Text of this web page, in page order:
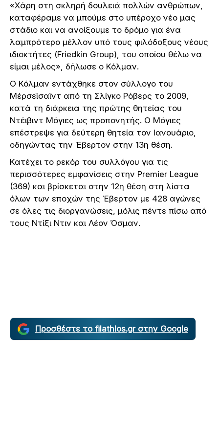
«Χάρη στη σκληρή δουλειά πολλών ανθρώπων,
καταφέραμε να μπούμε στο υπέροχο νέο μας
στάδιο και να ανοίξουμε το δρόμο για ένα
λαμπρότερο μέλλον υπό τους φιλόδοξους νέους
ιδιοκτήτες (Friedkin Group), του οποίου θέλω να
είμαι μέλος», δήλωσε ο Κόλμαν.
Ο Κόλμαν εντάχθηκε στον σύλλογο του
Μέρσεϊσαϊντ από τη Σλίγκο Ρόβερς το 2009,
κατά τη διάρκεια της πρώτης θητείας του
Ντέιβιντ Μόγιες ως προπονητής. Ο Μόγιες
επέστρεψε για δεύτερη θητεία τον Ιανουάριο,
οδηγώντας την Έβερτον στην 13η θέση.
Κατέχει το ρεκόρ του συλλόγου για τις
περισσότερες εμφανίσεις στην Premier League
(369) και βρίσκεται στην 12η θέση στη λίστα
όλων των εποχών της Έβερτον με 428 αγώνες
σε όλες τις διοργανώσεις, μόλις πέντε πίσω από
τους Ντίξι Ντιν και Λέον Όσμαν.
Προσθέστε το filathlos.gr στην Google